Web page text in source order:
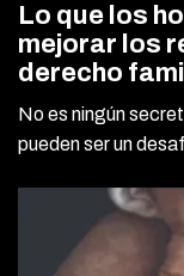
Lo que los
mejorar los
derecho
No es ningún
pueden ser un